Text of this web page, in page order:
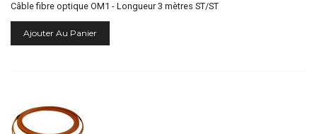
Câble fibre optique OM1 - Longueur 3 mètres ST/ST
Ajouter Au Panier